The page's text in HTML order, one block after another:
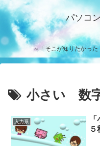
パソコ
～「そこが知りたかっ
小さい 数
入力系